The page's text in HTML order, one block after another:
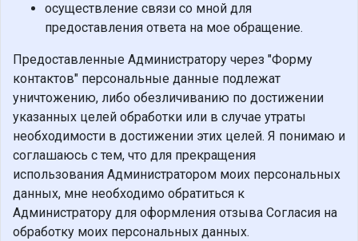
осуществление связи со мной для
предоставления ответа на мое обращение.
Предоставленные Администратору через "Форму
контактов" персональные данные подлежат
уничтожению, либо обезличиванию по достижении
указанных целей обработки или в случае утраты
необходимости в достижении этих целей. Я понимаю и
соглашаюсь с тем, что для прекращения
использования Администратором моих персональных
данных, мне необходимо обратиться к
Администратору для оформления отзыва Согласия на
обработку моих персональных данных.